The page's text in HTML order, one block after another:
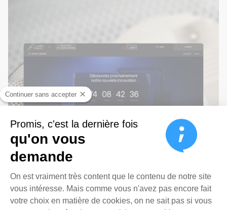
Continuer sans accepter
Promis, c'est la dernière fois
qu'on vous
demande
Plateforme de Gestion du
On est vraiment très content que le contenu de notre site
vous intéresse. Mais comme vous n'avez pas encore fait
votre choix en matière de cookies, on ne sait pas si vous